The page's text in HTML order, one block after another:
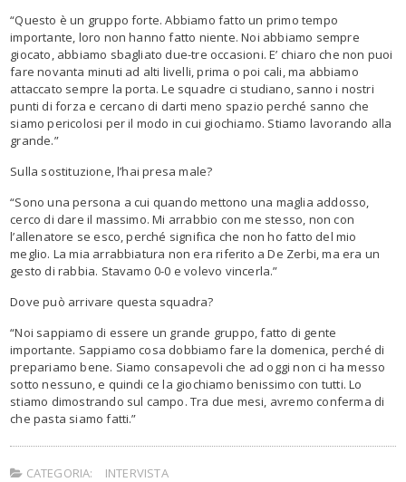
“Questo è un gruppo forte. Abbiamo fatto un primo tempo
importante, loro non hanno fatto niente. Noi abbiamo sempre
giocato, abbiamo sbagliato due-tre occasioni. E’ chiaro che non puoi
fare novanta minuti ad alti livelli, prima o poi cali, ma abbiamo
attaccato sempre la porta. Le squadre ci studiano, sanno i nostri
punti di forza e cercano di darti meno spazio perché sanno che
siamo pericolosi per il modo in cui giochiamo. Stiamo lavorando alla
grande.”
Sulla sostituzione, l’hai presa male?
“Sono una persona a cui quando mettono una maglia addosso,
cerco di dare il massimo. Mi arrabbio con me stesso, non con
l’allenatore se esco, perché significa che non ho fatto del mio
meglio. La mia arrabbiatura non era riferito a De Zerbi, ma era un
gesto di rabbia. Stavamo 0-0 e volevo vincerla.”
Dove può arrivare questa squadra?
“Noi sappiamo di essere un grande gruppo, fatto di gente
importante. Sappiamo cosa dobbiamo fare la domenica, perché di
prepariamo bene. Siamo consapevoli che ad oggi non ci ha messo
sotto nessuno, e quindi ce la giochiamo benissimo con tutti. Lo
stiamo dimostrando sul campo. Tra due mesi, avremo conferma di
che pasta siamo fatti.”
CATEGORIA:
INTERVISTA